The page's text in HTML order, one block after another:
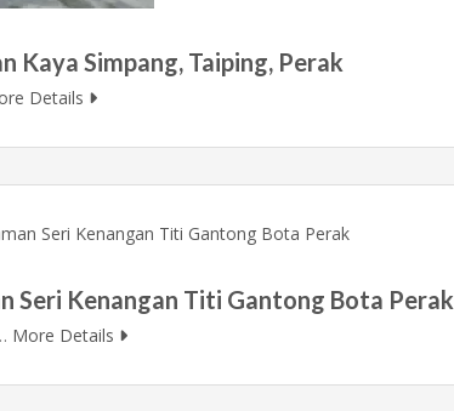
Kaya Simpang, Taiping, Perak
Details
Seri Kenangan Titi Gantong Bota Perak
More Details